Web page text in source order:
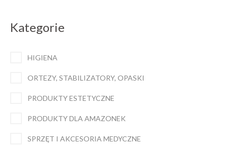
Kategorie
HIGIENA
ORTEZY, STABILIZATORY, OPASKI
PRODUKTY ESTETYCZNE
PRODUKTY DLA AMAZONEK
SPRZĘT I AKCESORIA MEDYCZNE